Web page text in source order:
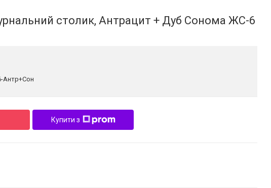
столик, Антрацит + Дуб Сонома ЖС-6
Антр+Сон
Купити з